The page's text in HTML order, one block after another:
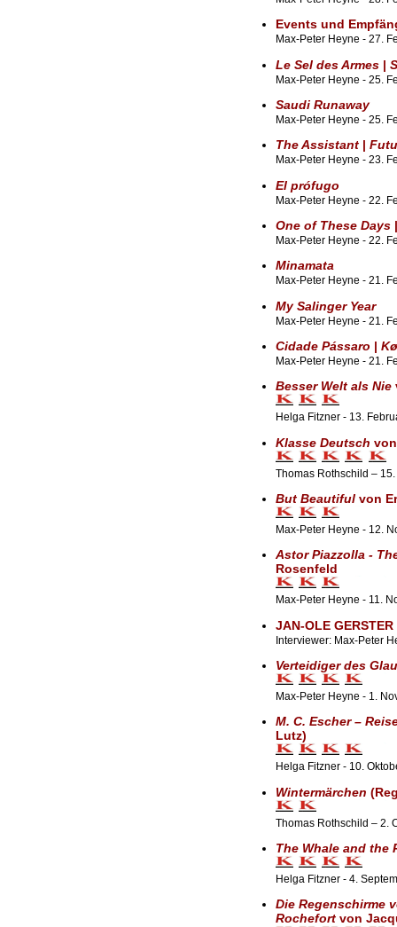
Events und
Max-Peter Heyne - 27.
Le Sel des Armes|
Max-Peter Heyne - 25.
Saudi Runaway
Max-Peter Heyne - 25.
The Assistant|
Max-Peter Heyne - 23.
El prófugo
Max-Peter Heyne - 22.
One of These Days
Max-Peter Heyne - 22.
Minamata
Max-Peter Heyne - 21.
My Salinger Year
Max-Peter Heyne - 21.
Cidade Pássaro |
Max-Peter Heyne - 21.
Besser Welt als Nie
Helga Fitzner - 13.
Klasse Deutsch
Thomas Rothschild –
But Beautifulvon
Max-Peter Heyne - 12.
Astor Piazzolla -
Rosenfeld
Max-Peter Heyne - 11.
JAN-OLE GERSTER
Interviewer: Max-Peter
Verteidiger des
Max-Peter Heyne - 1.
M. C. Escher –
Lutz)
Helga Fitzner - 10.
Wintermärchen
Thomas Rothschild – 2.
The Whale and the
Helga Fitzner - 4.
Die Regenschirme
Rochefortvon